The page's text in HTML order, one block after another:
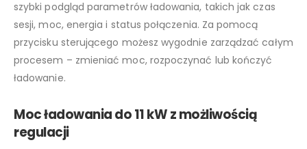
szybki podgląd parametrów ładowania, takich jak czas
sesji, moc, energia i status połączenia. Za pomocą
przycisku sterującego możesz wygodnie zarządzać całym
procesem – zmieniać moc, rozpoczynać lub kończyć
ładowanie.
Moc ładowania do 11 kW z możliwością
regulacji